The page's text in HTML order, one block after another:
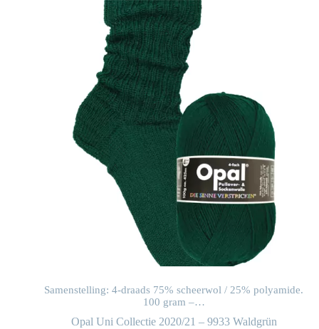
Samenstelling: 4-draads 75% scheerwol / 25% polyamide.
100 gram –…
Opal Uni Collectie 2020/21 – 9933 Waldgrün